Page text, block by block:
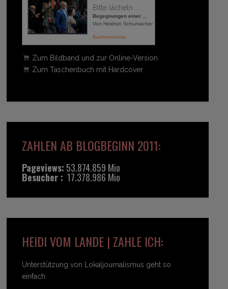
Bitte lächeln ...
Begegnungen einer ...
Von Heidrun Schumacher
Buchvorschau
Zum Bildband und zur Online-Version
Zum Taschenbuch mit Hardcover
ZAHLEN AB BLOGBEGINN 2011:
Pageviews: 53.874.859 Mio
Besucher : 17.378.986 Mio
HEIDI VOM LANDE | ZAHLE ICH:
Unterstützung von Lokaljournalismus geht so
einfach: